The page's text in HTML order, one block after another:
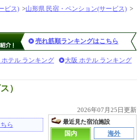
ビス) >山形県 民宿・ペンション(サービス) >
売れ筋順ランキングはこちら
ホテル ランキング 大阪 ホテル ランキング
）
2026年07月25日更新
ら
最近見た宿泊施設
国内
海外